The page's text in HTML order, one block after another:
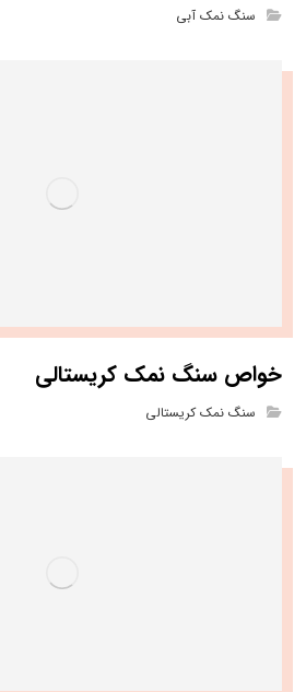
سنگ نمک آبی
خواص سنگ نمک کریستالی
سنگ نمک کریستالی